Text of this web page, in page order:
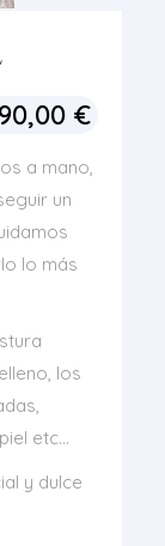
€
a mano,
un
lo más
los
etc…
y dulce